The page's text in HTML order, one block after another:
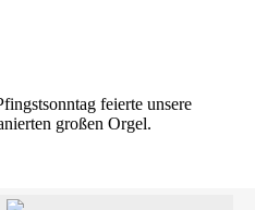
feierte unsere
großen Orgel.